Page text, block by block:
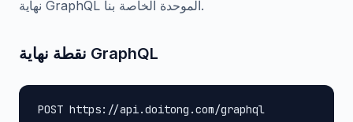
نهاية GraphQL الموحدة الخاصة بنا.
نقطة نهاية GraphQL
POST https://api.doitong.com/graphql